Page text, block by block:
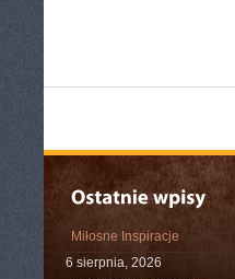
Miłosne Inspiracje
6 sierpnia, 2026